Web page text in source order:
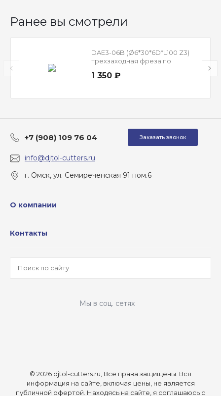
Ранее вы смотрели
DAE3-06B (Ø6*30*6D*L100 Z3)
трехзаходная фреза по
1 350 ₽
+7 (908) 109 76 04 Заказать звонок
info@djtol-cutters.ru
г. Омск, ул. Семиреченская 91 пом.6
О компании
Контакты
Мы в соц. сетях
© 2026 djtol-cutters.ru, Все права защищены. Вся
информация на сайте, включая цены, не является
публичной офертой. Находясь на сайте, я соглашаюсь с